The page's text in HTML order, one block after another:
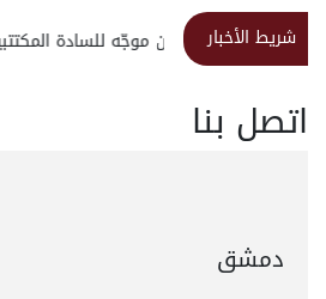
شريط الأخباراستبيان موجّه للسادة
اتصل بنا
دمشق